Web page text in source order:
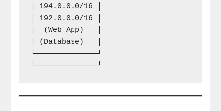
│ 194.0.0.0/16 │
│ 192.0.0.0/16 │
│  (Web App)   │
│ (Database)   │
└──────────────┘